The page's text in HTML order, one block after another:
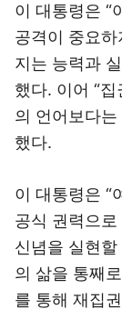
이 대통령은 “
공격이 중요
지는 능력과
했다. 이어 “
의 언어보다는
했다.
이 대통령은 “
공식 권력으
신념을 실현
의 삶을 통째
를 통해 재집